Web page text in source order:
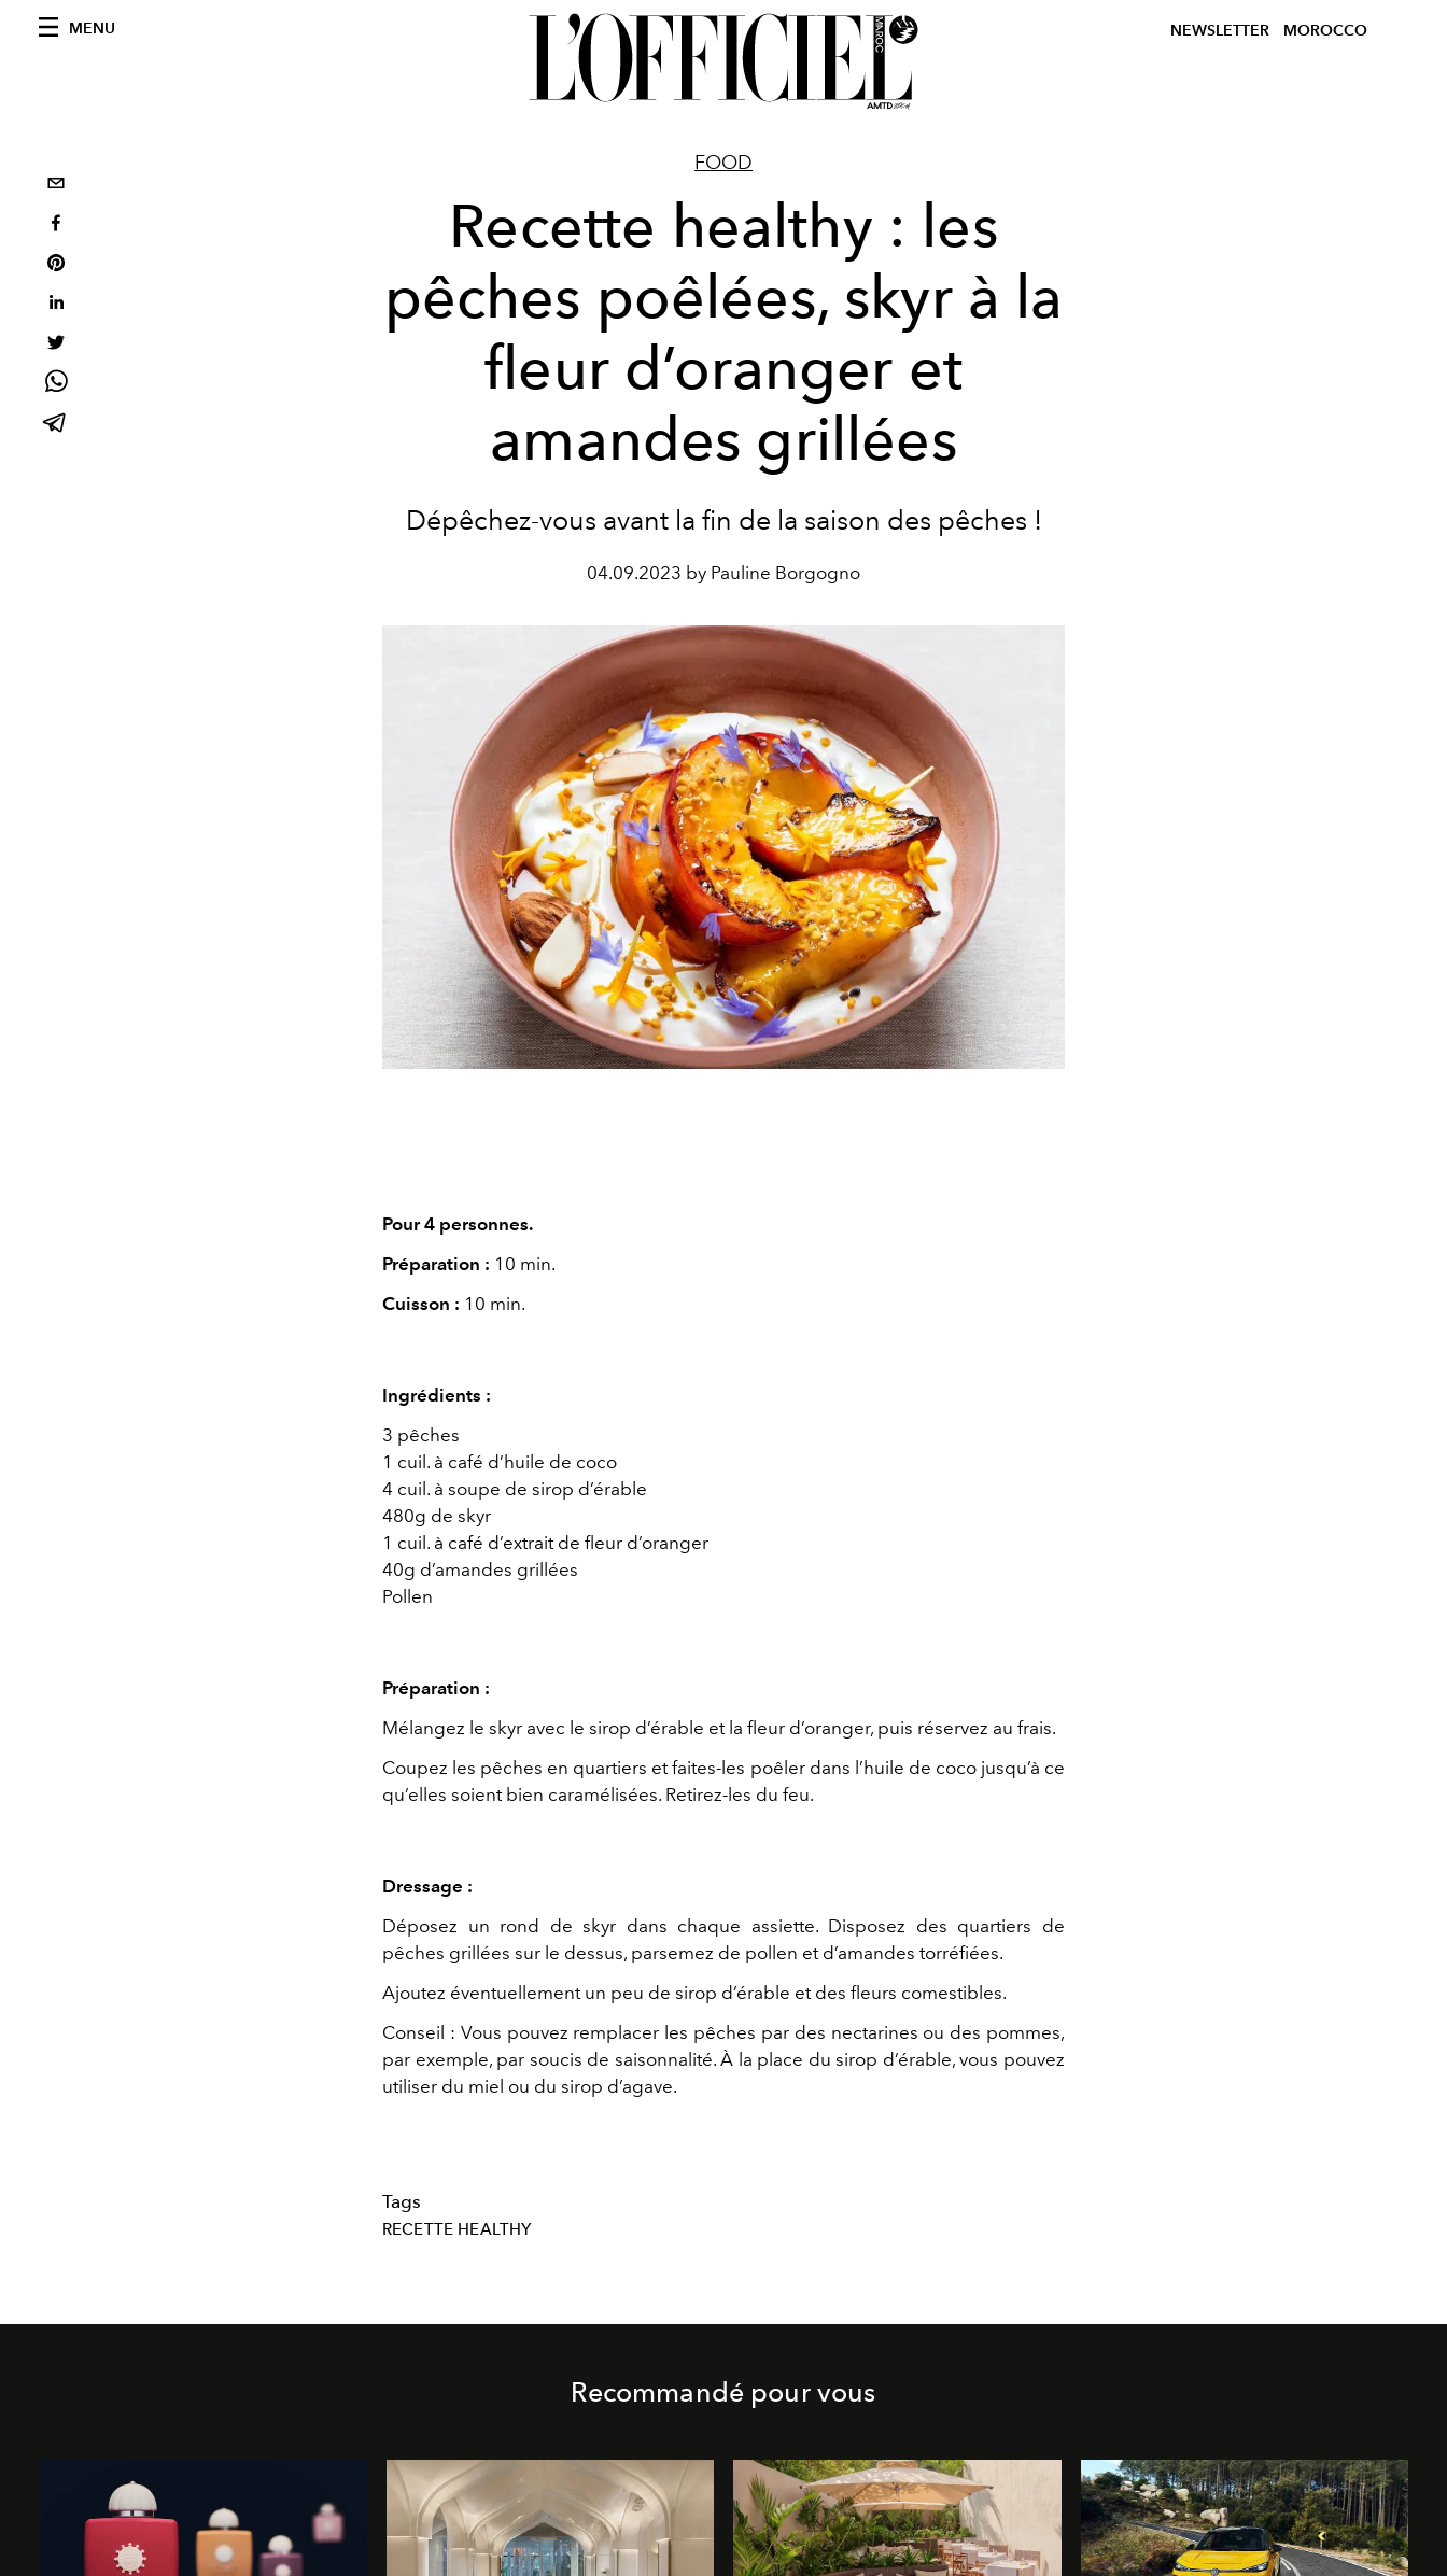
MENU NEWSLETTER MOROCCO
FOOD
Recette healthy : les
pêches poêlées, skyr à la
fleur d’oranger et
amandes grillées
Dépêchez-vous avant la fin de la saison des pêches !
04.09.2023 by Pauline Borgogno
Pour 4 personnes.
Préparation : 10 min.
Cuisson : 10 min.
Ingrédients :
3 pêches
1 cuil. à café d’huile de coco
4 cuil. à soupe de sirop d’érable
480g de skyr
1 cuil. à café d’extrait de fleur d’oranger
40g d’amandes grillées
Pollen
Préparation :
Mélangez le skyr avec le sirop d’érable et la fleur d’oranger, puis réservez au frais.
Coupez les pêches en quartiers et faites-les poêler dans l’huile de coco jusqu’à ce
qu’elles soient bien caramélisées. Retirez-les du feu.
Dressage :
Déposez un rond de skyr dans chaque assiette. Disposez des quartiers de
pêches grillées sur le dessus, parsemez de pollen et d’amandes torréfiées.
Ajoutez éventuellement un peu de sirop d’érable et des fleurs comestibles.
Conseil : Vous pouvez remplacer les pêches par des nectarines ou des pommes,
par exemple, par soucis de saisonnalité. À la place du sirop d’érable, vous pouvez
utiliser du miel ou du sirop d’agave.
Tags
RECETTE HEALTHY
Recommandé pour vous